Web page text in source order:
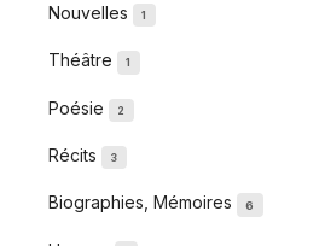
Nouvelles 1
Théâtre 1
Poésie 2
Récits 3
Biographies, Mémoires 6